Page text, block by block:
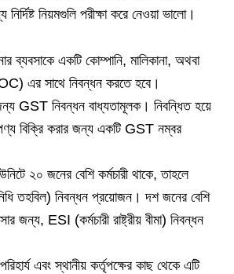
নিয়মগুলি পরীক্ষা করে নেওয়া ভালো।
একটি কোম্পানি, মালিকানা, অথবা
এর সাথে নিবন্ধন করতে হবে।
GST নিবন্ধন বাধ্যতামূলক। নিবন্ধিত হয়ে
বিক্রি করার জন্য একটি GST নম্বর
২০ জনের বেশি কর্মচারী থাকে, তাহলে
তহবিল) নিবন্ধন প্রয়োজন। দশ জনের বেশি
জন্য, ESI (কর্মচারী রাষ্ট্রীয় বীমা) নিবন্ধন
এবং স্থানীয় কর্তৃপক্ষের কাছ থেকে এটি